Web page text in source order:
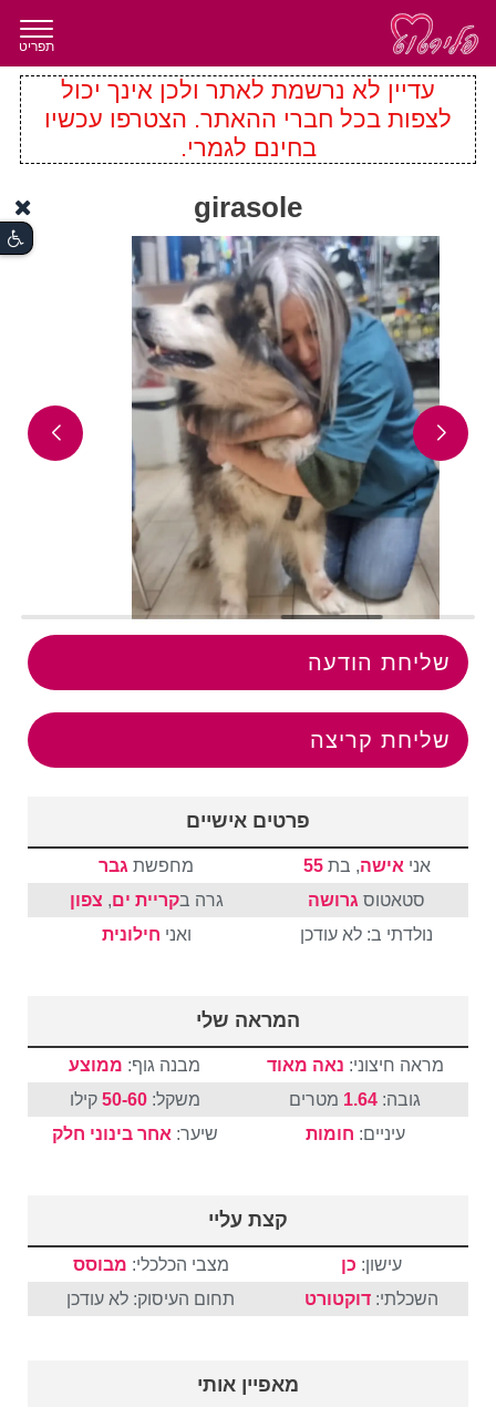
תפריט
עדיין לא נרשמת לאתר ולכן אינך יכול
לצפות בכל חברי ההאתר. הצטרפו עכשיו
בחינם לגמרי.
girasole
שליחת הודעה
שליחת קריצה
פרטים אישיים
אני אישה, בת55 מחפשת גבר
סטאטוס גרושה גרה בקריית ים, צפון
נולדתי ב: לא עודכן
ואני חילונית
המראה שלי
מראה חיצוני: נאה מאוד מבנה גוף: ממוצע
גובה: 1.64 מטרים משקל:50-60 קילו
עיניים: חומות שיער: אחר בינוני חלק
קצת עליי
עישון: כן מצבי הכלכלי: מבוסס
השכלתי:דוקטורט תחום העיסוק: לא עודכן
מאפיין אותי